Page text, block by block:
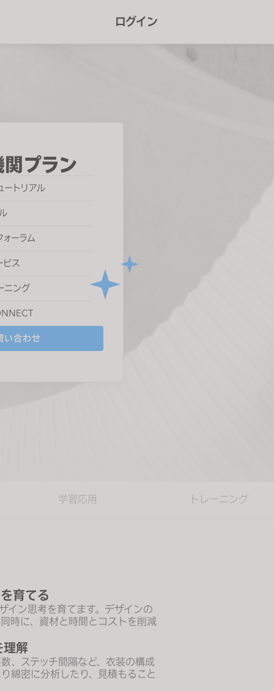
e
e
ログイン
プラン
ートリアル
ーラム
ビス
ニング
い合わせ
学習応用 トレーニング
育てる
イン思考を育てます。デザインの
時に、資材と時間とコストを削減
解
、ステッチ間隔など、衣装の構成
綿密に分析したり、見積もること